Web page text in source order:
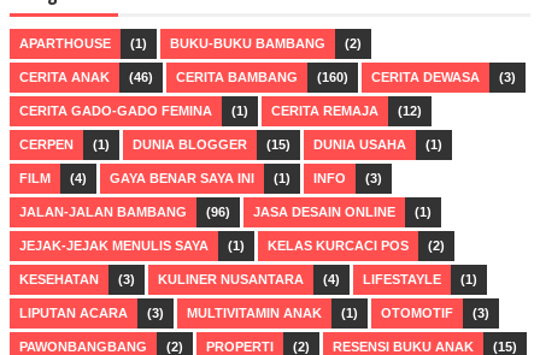
APARTHOUSE (1) BUKU-BUKU BAMBANG (2)
CERITA ANAK (46) CERITA BAMBANG (160) CERITA DEWASA (3)
CERITA GADO-GADO FEMINA (1) CERITA REMAJA (12)
CERPEN (1) DUNIA BLOGGER (15) DUNIA USAHA (1)
FILM (4) GAYA BENAR SAYA INI (1) INFO (3)
JALAN-JALAN BAMBANG (96) JASA DESAIN ONLINE (1)
JEJAK-JEJAK MENULIS SAYA (1) KELAS KURCACI POS (2)
KESEHATAN (3) KULINER NUSANTARA (4) LIFESTAYLE (1)
LIPUTAN ACARA (3) MULTIVITAMIN ANAK (1) OTOMOTIF (3)
PAWONBANGBANG (2) PROPERTI (2) RESENSI BUKU ANAK (15)